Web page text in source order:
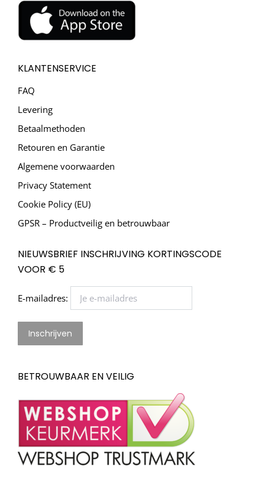
KLANTENSERVICE
FAQ
Levering
Betaalmethoden
Retouren en Garantie
Algemene voorwaarden
Privacy Statement
Cookie Policy (EU)
GPSR – Productveilig en betrouwbaar
NIEUWSBRIEF INSCHRIJVING KORTINGSCODE
VOOR € 5
E-mailadres:
BETROUWBAAR EN VEILIG